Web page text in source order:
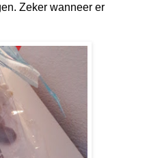
Zeker wanneer er